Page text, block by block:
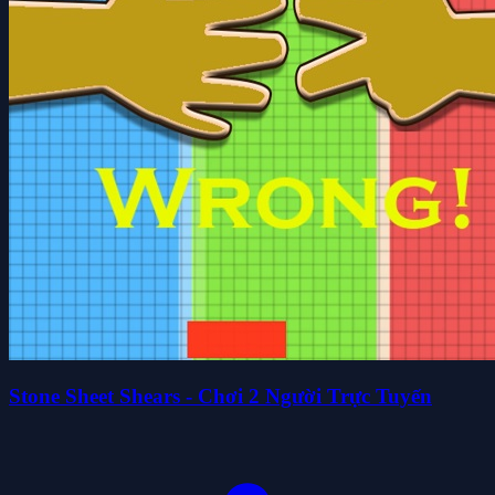
Stone Sheet Shears - Chơi 2 Người Trực Tuyến